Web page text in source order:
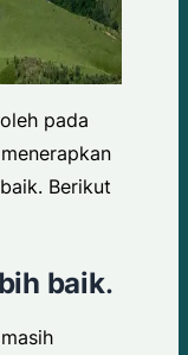
pada
Berikut
baik.